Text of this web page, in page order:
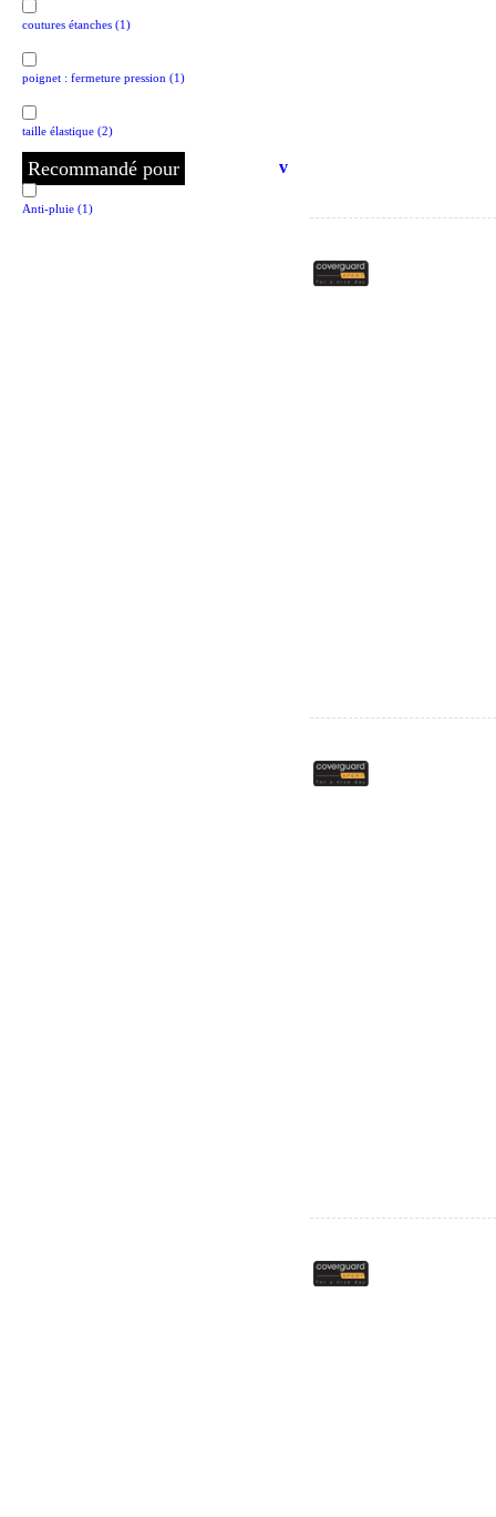
EN11612 (protection chaleur et flamme)
EN13034
(2)
EN14116 (retardateur flamme)
coutures étanches (1)
poignet : fermeture pression (1)
taille élastique (2)
Recommandé pour v
Anti-pluie (1)